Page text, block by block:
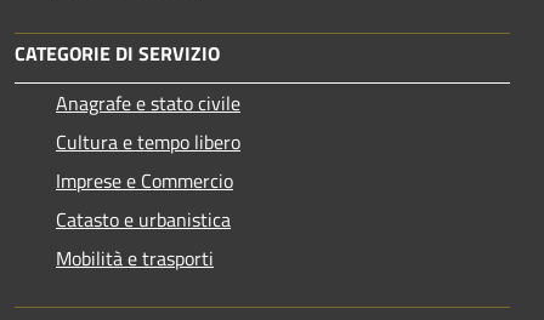
CATEGORIE DI SERVIZIO
Anagrafe e stato civile
Cultura e tempo libero
Imprese e Commercio
Catasto e urbanistica
Mobilità e trasporti